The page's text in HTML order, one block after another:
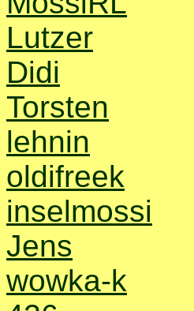
Lutzer
Didi
Torsten
lehnin
oldifreek
inselmossi
Jens
wowka-k